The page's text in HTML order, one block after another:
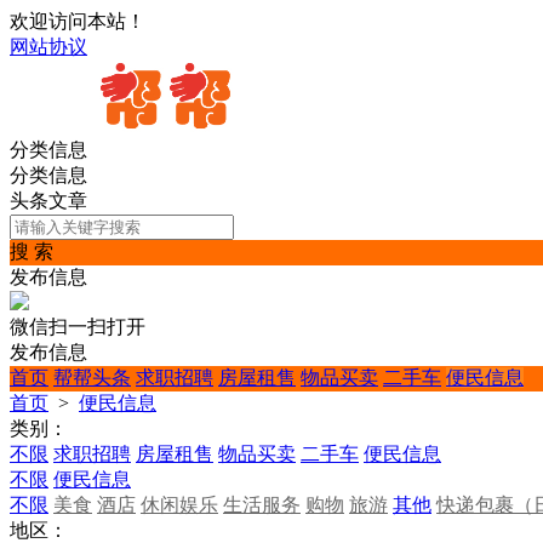
欢迎访问本站！
网站协议
分类信息
分类信息
头条文章
搜 索
发布信息
微信扫一扫打开
发布信息
首页 帮帮头条 求职招聘 房屋租售 物品买卖 二手车 便民信息
首页 > 便民信息
类别：
不限 求职招聘 房屋租售 物品买卖 二手车 便民信息
不限 便民信息
不限 美食 酒店 休闲娱乐 生活服务 购物 旅游 其他 快递包裹（
地区：